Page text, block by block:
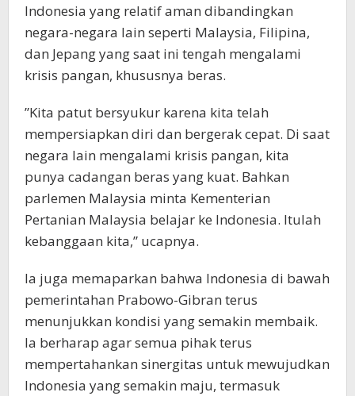
Indonesia yang relatif aman dibandingkan
negara-negara lain seperti Malaysia, Filipina,
dan Jepang yang saat ini tengah mengalami
krisis pangan, khususnya beras.
”Kita patut bersyukur karena kita telah
mempersiapkan diri dan bergerak cepat. Di saat
negara lain mengalami krisis pangan, kita
punya cadangan beras yang kuat. Bahkan
parlemen Malaysia minta Kementerian
Pertanian Malaysia belajar ke Indonesia. Itulah
kebanggaan kita,” ucapnya.
Ia juga memaparkan bahwa Indonesia di bawah
pemerintahan Prabowo-Gibran terus
menunjukkan kondisi yang semakin membaik.
Ia berharap agar semua pihak terus
mempertahankan sinergitas untuk mewujudkan
Indonesia yang semakin maju, termasuk